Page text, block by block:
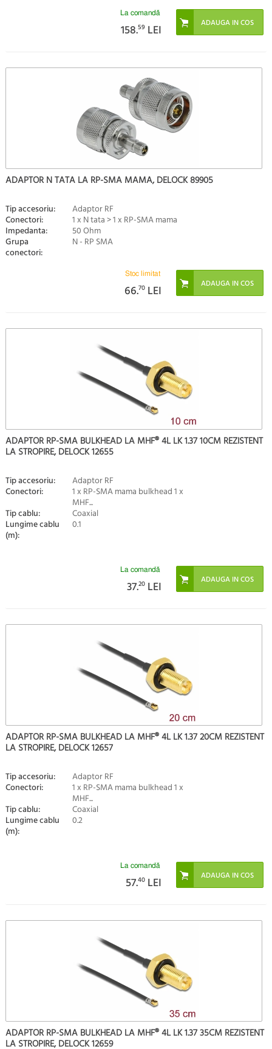
La comandă
158.59 LEI
ADAPTOR N TATA LA RP-SMA MAMA, DELOCK 89905
Tip accesoriu: Adaptor RF
Conectori: 1 x N tata > 1 x RP-SMA mama
Impedanta: 50 Ohm
Grupa
conectori:
N - RP SMA
Stoc limitat
66.70 LEI
ADAPTOR RP-SMA BULKHEAD LA MHF® 4L LK 1.37 10CM REZISTENT
LA STROPIRE, DELOCK 12655
Tip accesoriu: Adaptor RF
Conectori: 1 x RP-SMA mama bulkhead 1 x
MHF...
Tip cablu: Coaxial
Lungime cablu
(m):
0.1
La comandă
37.20 LEI
ADAPTOR RP-SMA BULKHEAD LA MHF® 4L LK 1.37 20CM REZISTENT
LA STROPIRE, DELOCK 12657
Tip accesoriu: Adaptor RF
Conectori: 1 x RP-SMA mama bulkhead 1 x
MHF...
Tip cablu: Coaxial
Lungime cablu
(m):
0.2
La comandă
57.40 LEI
ADAPTOR RP-SMA BULKHEAD LA MHF® 4L LK 1.37 35CM REZISTENT
LA STROPIRE, DELOCK 12659